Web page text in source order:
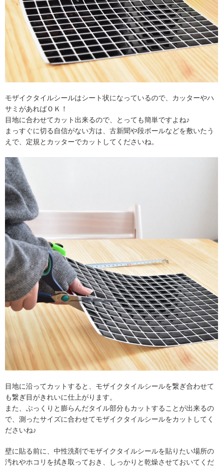
モザイクタイルシールはシート状になっているので、カッターやハ
サミがあればＯＫ！
目地に合わせてカット出来るので、とっても簡単ですよね♪
まっすぐに切る自信がない方は、古新聞や段ボールなどを敷いたう
えで、定規とカッターでカットしてくださいね。
目地に沿ってカットすると、モザイクタイルシールを繋ぎ合わせて
も繋ぎ目がきれいに仕上がります。
また、ぷっくりと膨らんだタイル部分もカットすることが出来るの
で、測ったサイズに合わせてモザイクタイルシールをカットしてく
ださいね♪
壁に貼る前に、中性洗剤でモザイクタイルシールを貼りたい場所の
汚れやホコリを拭き取っておき、しっかりと乾燥させておいてくだ